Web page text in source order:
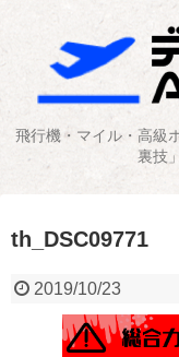
飛行機・マイル・高級
裏技
th_DSC09771
2019/10/23